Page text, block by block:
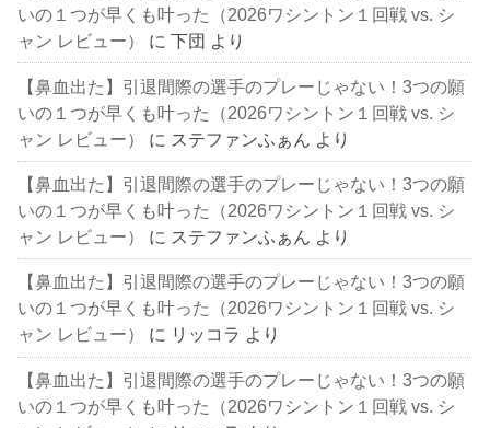
いの１つが早くも叶った（2026ワシントン１回戦 vs. シ
ャン レビュー）
に下団 より
【鼻血出た】引退間際の選手のプレーじゃない！3つの願
いの１つが早くも叶った（2026ワシントン１回戦 vs. シ
ャン レビュー）
に ステファンふぁん より
【鼻血出た】引退間際の選手のプレーじゃない！3つの願
いの１つが早くも叶った（2026ワシントン１回戦 vs. シ
ャン レビュー）
に ステファンふぁん より
【鼻血出た】引退間際の選手のプレーじゃない！3つの願
いの１つが早くも叶った（2026ワシントン１回戦 vs. シ
ャン レビュー）
に リッコラ より
【鼻血出た】引退間際の選手のプレーじゃない！3つの願
いの１つが早くも叶った（2026ワシントン１回戦 vs. シ